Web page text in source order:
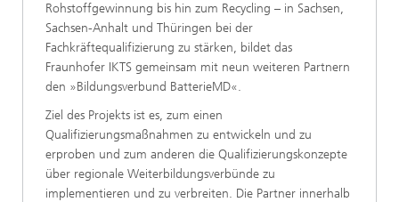
Rohstoffgewinnung bis hin zum Recycling – in Sachsen,
Sachsen-Anhalt und Thüringen bei der
Fachkräftequalifizierung zu stärken, bildet das
Fraunhofer IKTS gemeinsam mit neun weiteren Partnern
den »Bildungsverbund BatterieMD«.
Ziel des Projekts ist es, zum einen
Qualifizierungsmaßnahmen zu entwickeln und zu
erproben und zum anderen die Qualifizierungskonzepte
über regionale Weiterbildungsverbünde zu
implementieren und zu verbreiten. Die Partner innerhalb